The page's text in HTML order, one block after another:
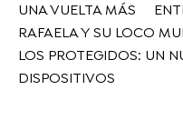
UNA VUELTA MÁS
RAFAELA Y SU LOCO
LOS PROTEGIDOS: UN
DISPOSITIVOS